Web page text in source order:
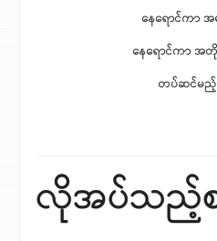
နေရောင်ကာ အ
နေရောင်ကာ အ
တပ်ဆင်မည့်
လိုအပ်သည့်စ